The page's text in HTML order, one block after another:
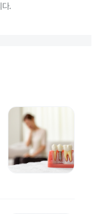
다.